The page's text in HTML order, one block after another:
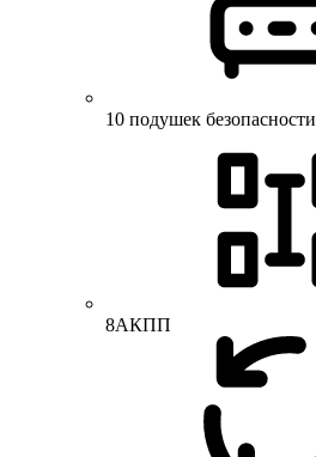
10 подушек безопасности
8АКПП